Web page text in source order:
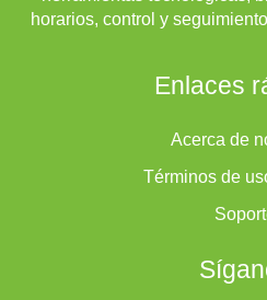
horarios, control y
Enlaces
Acerca de
Términos de